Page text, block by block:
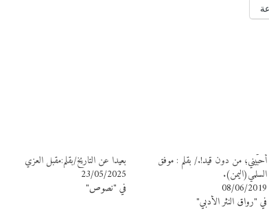
أحبّيني؛ من دون قيد!./ بقلم : موفق
السلمي(اليمن).
08/06/2019
في "رواق النثر الأدبي"
بعيدا عن التاريخ/بقلم:مقبل العزي
23/05/2025
في "نصوص"